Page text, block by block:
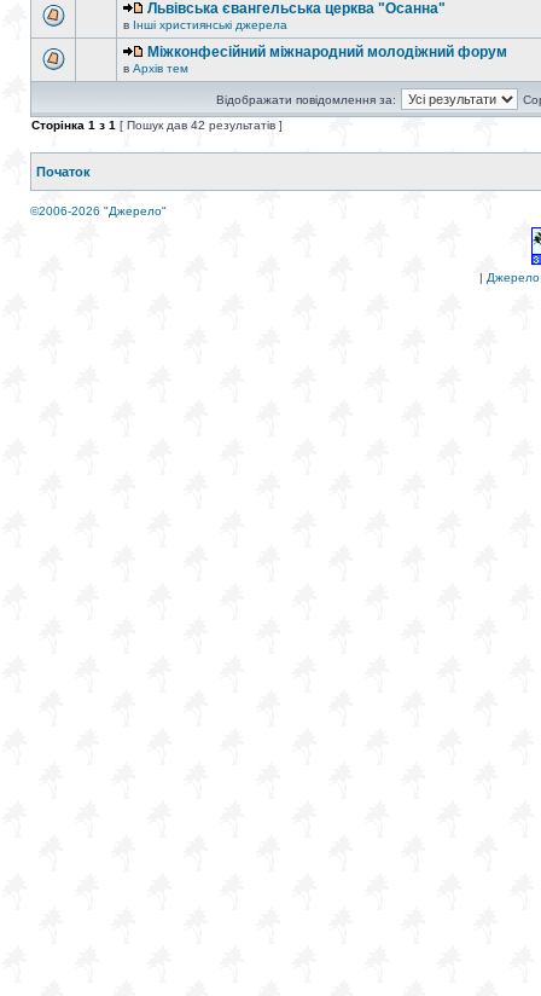
Львівська євангельська церква "Осанна"
в Інші християнські джерела
Міжконфесійний міжнародний молодіжний форум
в Архів тем
Відображати повідомлення за:
Сторінка 1 з 1 [ Пошук дав 42 результатів ]
Початок
©2006-2026 "Джерело"
| Джерело